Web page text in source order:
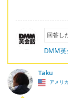
回答し
DMM英
Taku
アメリ